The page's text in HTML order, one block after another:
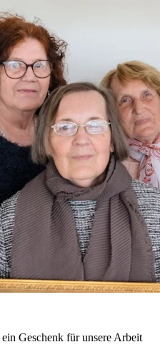
Geschenk für unsere Arbeit